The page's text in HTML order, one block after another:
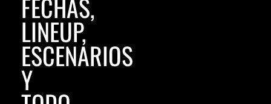
FECHAS,
LINEUP,
ESCENARIOS
Y